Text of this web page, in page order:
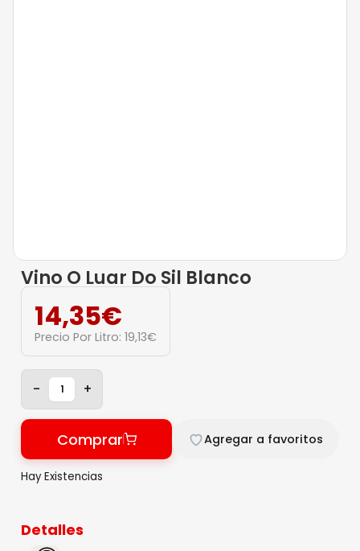
Vino O Luar Do Sil Blanco
14,35€
Precio Por Litro: 19,13€
- +
Comprar Agregar a favoritos
Hay Existencias
Detalles